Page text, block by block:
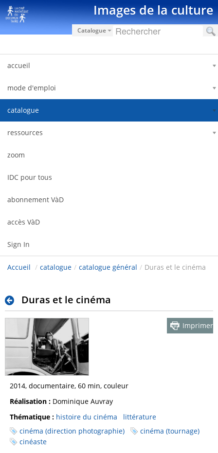
Skip to Content Images de la culture
Catalogue
accueil
mode d'emploi
catalogue
ressources
zoom
IDC pour tous
abonnement VàD
accès VàD
Sign In
Accueil / catalogue / catalogue général / Duras et le cinéma
Duras et le cinéma
Imprimer
2014, documentaire, 60 min, couleur
Réalisation : Dominique Auvray
Thématique : histoire du cinéma
littérature
cinéma (direction photographie)
cinéma (tournage)
cinéaste